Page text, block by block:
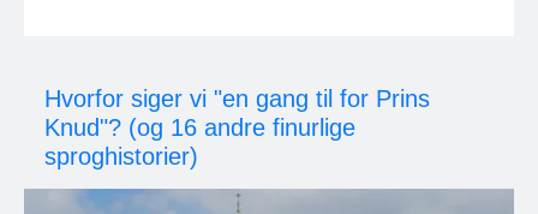
Hvorfor siger vi "en gang til for Prins
Knud"? (og 16 andre finurlige
sproghistorier)